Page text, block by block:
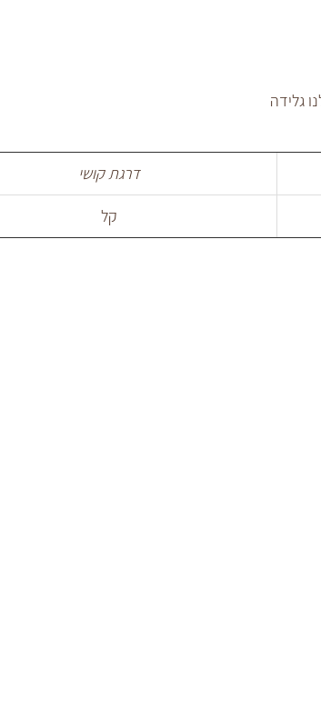
דרגת קושי
קל